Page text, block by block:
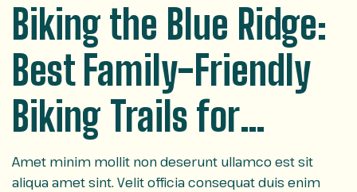
Biking the Blue Ridge:
Best Family-Friendly
Biking Trails for
Outdoor Fun
Amet minim mollit non deserunt ullamco est sit
aliqua amet sint. Velit officia consequat duis enim